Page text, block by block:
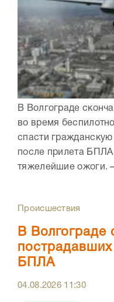
В Волгограде
во время
спасти гражданскую
после прилета
тяжелейшие ожоги.
Происшествия
В Волгограде
БПЛА
04.08.2026 11:30